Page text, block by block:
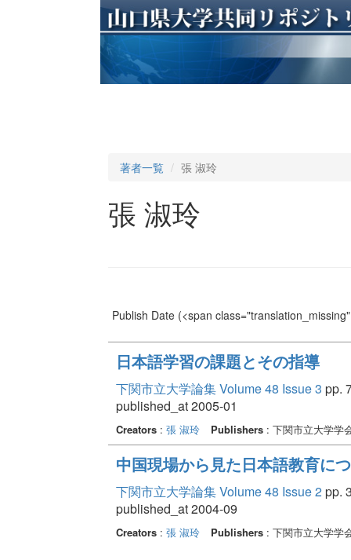
著者一覧 張 淑玲
張 淑玲
Publish Date(<span
日本語学習の課題とその指導
下関市立大学論集 Volume 48 Issue 3 pp.
published_at 2005-01
Creators: 張 淑玲 Publishers: 下関市立大学学
中国現場から見た日本語教育に
下関市立大学論集 Volume 48 Issue 2pp.
published_at 2004-09
Creators: 張 淑玲 Publishers: 下関市立大学学